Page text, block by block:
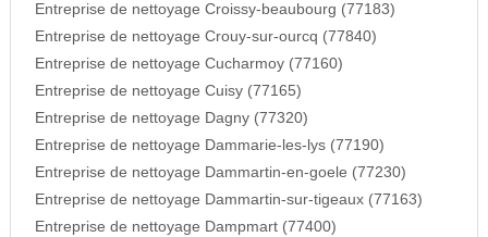
Entreprise de nettoyage Croissy-beaubourg (77183)
Entreprise de nettoyage Crouy-sur-ourcq (77840)
Entreprise de nettoyage Cucharmoy (77160)
Entreprise de nettoyage Cuisy (77165)
Entreprise de nettoyage Dagny (77320)
Entreprise de nettoyage Dammarie-les-lys (77190)
Entreprise de nettoyage Dammartin-en-goele (77230)
Entreprise de nettoyage Dammartin-sur-tigeaux (77163)
Entreprise de nettoyage Dampmart (77400)